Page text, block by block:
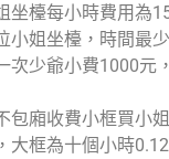
坐檯每小時費用為
小姐坐檯，時間最
次少爺小費1000元
包廂收費小框買小
大框為十個小時